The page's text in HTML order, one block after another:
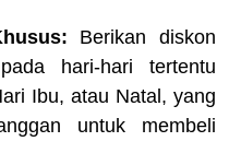
Berikan diskon
hari-hari tertentu
Ibu, atau Natal, yang
untuk membeli